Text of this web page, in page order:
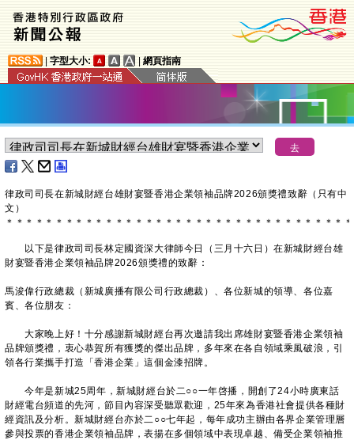
字型大小: 網頁指南
​律政司司長在新城財經台雄財宴暨香港企業領袖品牌2026頒獎禮致辭（只有中
文）
＊ ＊ ＊ ＊ ＊ ＊ ＊ ＊ ＊ ＊ ＊ ＊ ＊ ＊ ＊ ＊ ＊ ＊ ＊ ＊ ＊ ＊ ＊ ＊ ＊ ＊ ＊ ＊ ＊ ＊ ＊ ＊ ＊ ＊ ＊
以下是律政司司長林定國資深大律師今日（三月十六日）在新城財經台雄
財宴暨香港企業領袖品牌2026頒獎禮的致辭：
馬浚偉行政總裁（新城廣播有限公司行政總裁）、各位新城的領導、各位嘉
賓、各位朋友：
大家晚上好！十分感謝新城財經台再次邀請我出席雄財宴暨香港企業領袖
品牌頒獎禮，衷心恭賀所有獲獎的傑出品牌，多年來在各自領域乘風破浪，引
領各行業攜手打造「香港企業」這個金漆招牌。
今年是新城25周年，新城財經台於二○○一年啓播，開創了24小時廣東話
財經電台頻道的先河，節目內容深受聽眾歡迎，25年來為香港社會提供各種財
經資訊及分析。新城財經台亦於二○○七年起，每年成功主辦由各界企業管理層
參與投票的香港企業領袖品牌，表揚在多個領域中表現卓越、備受企業領袖推